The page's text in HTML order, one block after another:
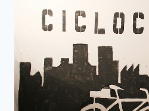
VERBAS
INCENTIVOS
PARA
A
BICICLETA
EM
SÃO